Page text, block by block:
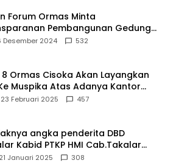
Forum Ormas Minta
Pembangunan Gedung
Di Kecamatan Cisoka
Desember 2024 532
8 Ormas Cisoka Akan Layangkan
Muspika Atas Adanya Kantor
Cisoka
Februari 2025 457
angka penderita DBD
Kabid PTKP HMI Cab.Takalar
bicara
Januari 2025 308